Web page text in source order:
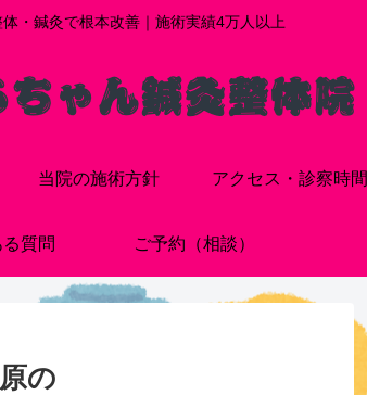
・鍼灸で根本改善｜施術実績4万人以上
当院の施術方針 アクセス・診察時間
質問 ご予約（相談）
の